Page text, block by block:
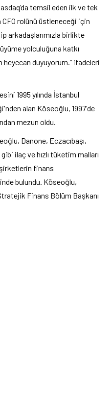
temsil eden ilk ve tek
rolünü üstleneceği için
arkadaşlarımızla birlikte
yolculuğuna katkı
heyecan duyuyorum.” ifadeleri
1995 yılında İstanbul
alan Köseoğlu, 1997'de
mezun oldu.
Danone, Eczacıbaşı,
ilaç ve hızlı tüketim malları
finans
bulundu. Köseoğlu,
Finans Bölüm Başkanı